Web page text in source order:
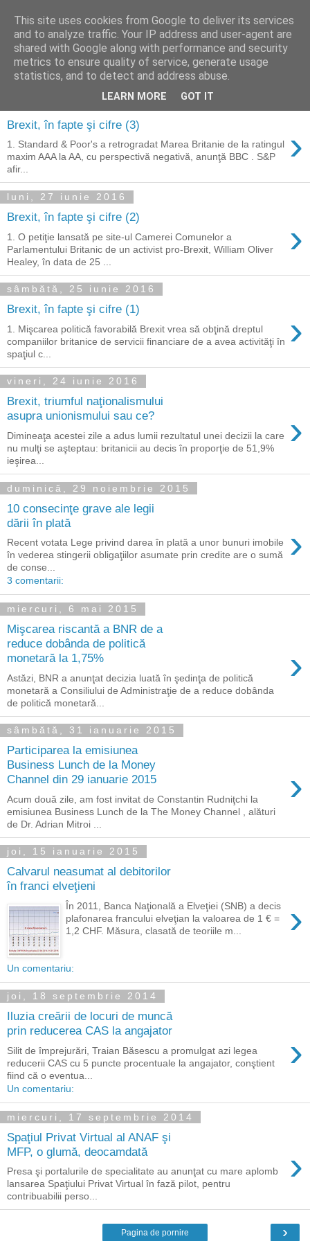
Reflecţii economice
blog de reflecţii, informaţii şi opinii economice
Brexit, în fapte şi cifre (3) ›
1. Standard & Poor's a retrogradat Marea Britanie de la ratingul
maxim AAA la AA, cu perspectivă negativă, anunţă BBC . S&P
afir...
luni, 27 iunie 2016
Brexit, în fapte şi cifre (2) ›
1. O petiţie lansată pe site-ul Camerei Comunelor a
Parlamentului Britanic de un activist pro-Brexit, William Oliver
Healey, în data de 25 ...
sâmbătă, 25 iunie 2016
Brexit, în fapte şi cifre (1) ›
1. Mişcarea politică favorabilă Brexit vrea să obţină dreptul
companiilor britanice de servicii financiare de a avea activităţi în
spaţiul c...
vineri, 24 iunie 2016
Brexit, triumful naţionalismului
asupra unionismului sau ce?
›
Dimineaţa acestei zile a adus lumii rezultatul unei decizii la care
nu mulţi se aşteptau: britanicii au decis în proporţie de 51,9%
ieşirea...
duminică, 29 noiembrie 2015
10 consecinţe grave ale legii
dării în plată
›
Recent votata Lege privind darea în plată a unor bunuri imobile
în vederea stingerii obligaţiilor asumate prin credite are o sumă
de conse...
3 comentarii:
miercuri, 6 mai 2015
Mişcarea riscantă a BNR de a
reduce dobânda de politică
monetară la 1,75%
›
Astăzi, BNR a anunţat decizia luată în şedinţa de politică
monetară a Consiliului de Administraţie de a reduce dobânda
de politică monetară...
sâmbătă, 31 ianuarie 2015
Participarea la emisiunea
Business Lunch de la Money
Channel din 29 ianuarie 2015
›
Acum două zile, am fost invitat de Constantin Rudniţchi la
emisiunea Business Lunch de la The Money Channel , alături
de Dr. Adrian Mitroi ...
joi, 15 ianuarie 2015
Calvarul neasumat al debitorilor
în franci elveţieni
›
În 2011, Banca Naţională a Elveţiei (SNB) a decis
plafonarea francului elveţian la valoarea de 1 € =
1,2 CHF. Măsura, clasată de teoriile m...
Un comentariu:
joi, 18 septembrie 2014
Iluzia creării de locuri de muncă
prin reducerea CAS la angajator
›
Silit de împrejurări, Traian Băsescu a promulgat azi legea
reducerii CAS cu 5 puncte procentuale la angajator, conştient
fiind că o eventua...
Un comentariu:
miercuri, 17 septembrie 2014
Spaţiul Privat Virtual al ANAF şi
MFP, o glumă, deocamdată
›
Presa şi portalurile de specialitate au anunţat cu mare aplomb
lansarea Spaţiului Privat Virtual în fază pilot, pentru
contribuabilii perso...
›
Pagina de pornire
This site uses cookies from Google to deliver its services
and to analyze traffic. Your IP address and user-agent are
shared with Google along with performance and security
metrics to ensure quality of service, generate usage
statistics, and to detect and address abuse.
LEARN MORE GOT IT